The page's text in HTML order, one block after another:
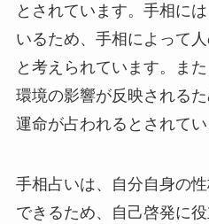
とされています。手相に
いるため、手相によって
と考えられています。ま
環境の影響が反映される
運命が占われるとされてい
手相占いは、自分自身の
できるため、自己啓発に